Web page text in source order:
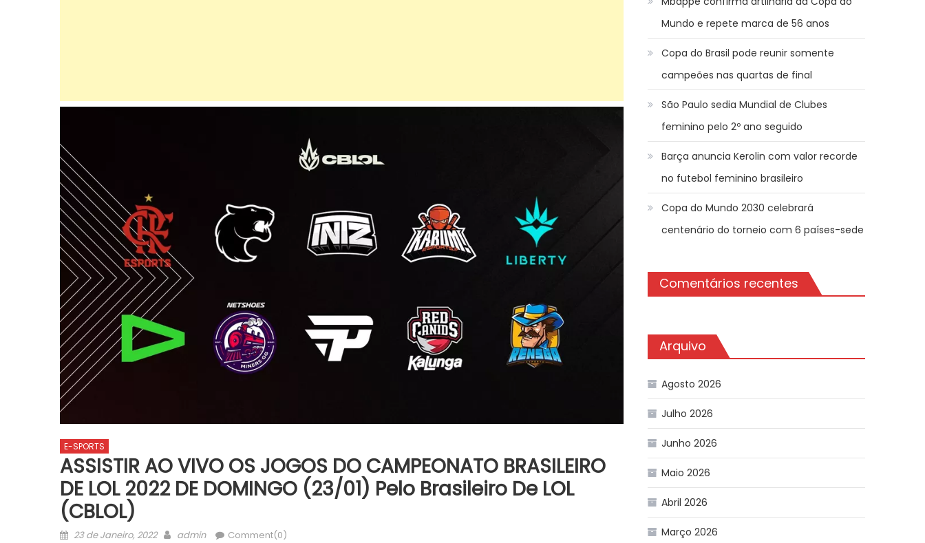
E-SPORTS
ASSISTIR AO VIVO OS JOGOS DO CAMPEONATO BRASILEIRO
DE LOL 2022 DE DOMINGO (23/01) Pelo Brasileiro De LOL
(CBLOL)
Posted
23 de Janeiro, 2022 Author
admin Comment(0)
Mundo e repete marca de 56 anos
Copa do Brasil pode reunir somente
campeões nas quartas de final
São Paulo sedia Mundial de Clubes
feminino pelo 2º ano seguido
Barça anuncia Kerolin com valor recorde
no futebol feminino brasileiro
Copa do Mundo 2030 celebrará
centenário do torneio com 6 países-sede
Comentários recentes
Arquivo
Agosto 2026
Julho 2026
Junho 2026
Maio 2026
Abril 2026
Março 2026